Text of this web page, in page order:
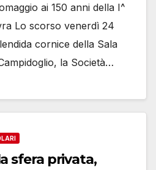
ai 150 anni della I^
Lo scorso venerdì 24
cornice della Sala
la Società…
sfera privata,